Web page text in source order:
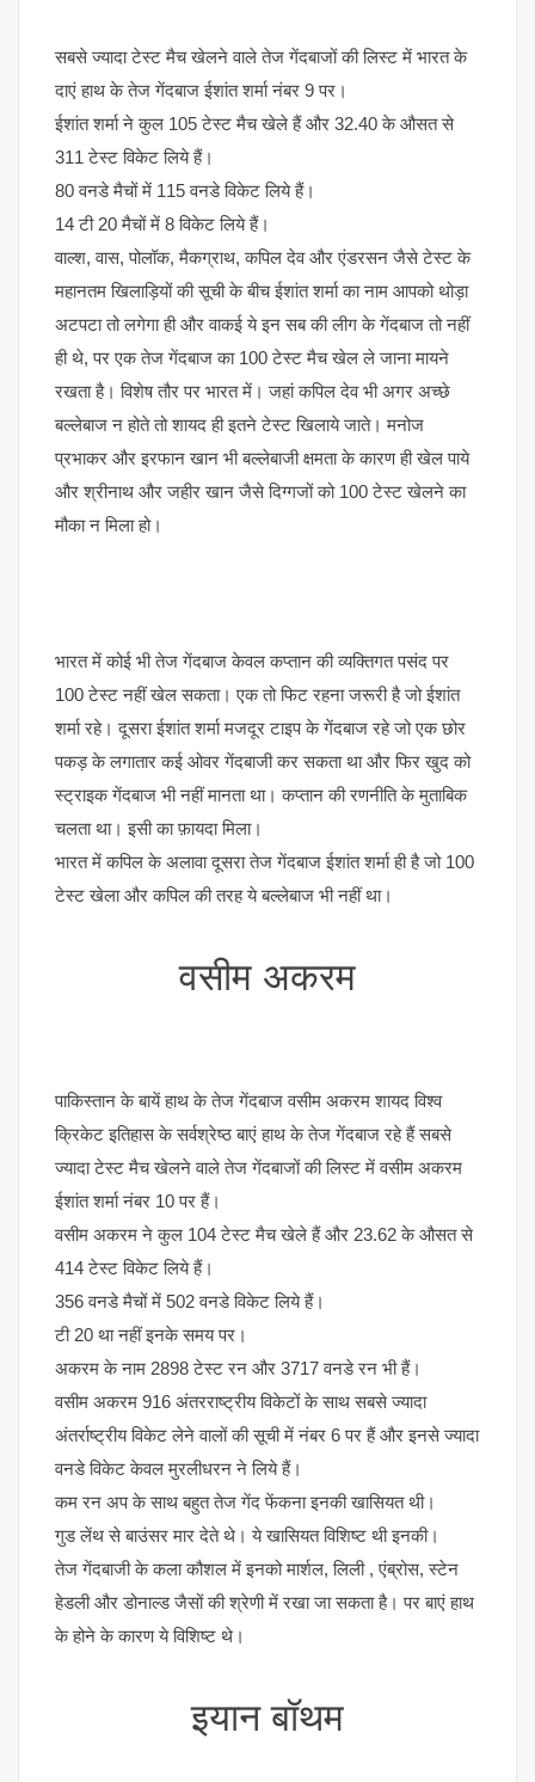
सबसे ज्यादा टेस्ट मैच खेलने वाले तेज गेंदबाजों की लिस्ट में भारत के
दाएं हाथ के तेज गेंदबाज ईशांत शर्मा नंबर 9 पर।
ईशांत शर्मा ने कुल 105 टेस्ट मैच खेले हैं और 32.40 के औसत से
311 टेस्ट विकेट लिये हैं।
80 वनडे मैचों में 115 वनडे विकेट लिये हैं।
14 टी 20 मैचों में 8 विकेट लिये हैं।
वाल्श, वास, पोलॉक, मैकग्राथ, कपिल देव और एंडरसन जैसे टेस्ट के
महानतम खिलाड़ियों की सूची के बीच ईशांत शर्मा का नाम आपको थोड़ा
अटपटा तो लगेगा ही और वाकई ये इन सब की लीग के गेंदबाज तो नहीं
ही थे, पर एक तेज गेंदबाज का 100 टेस्ट मैच खेल ले जाना मायने
रखता है। विशेष तौर पर भारत में। जहां कपिल देव भी अगर अच्छे
बल्लेबाज न होते तो शायद ही इतने टेस्ट खिलाये जाते। मनोज
प्रभाकर और इरफान खान भी बल्लेबाजी क्षमता के कारण ही खेल पाये
और श्रीनाथ और जहीर खान जैसे दिग्गजों को 100 टेस्ट खेलने का
मौका न मिला हो।
भारत में कोई भी तेज गेंदबाज केवल कप्तान की व्यक्तिगत पसंद पर
100 टेस्ट नहीं खेल सकता। एक तो फिट रहना जरूरी है जो ईशांत
शर्मा रहे। दूसरा ईशांत शर्मा मजदूर टाइप के गेंदबाज रहे जो एक छोर
पकड़ के लगातार कई ओवर गेंदबाजी कर सकता था और फिर खुद को
स्ट्राइक गेंदबाज भी नहीं मानता था। कप्तान की रणनीति के मुताबिक
चलता था। इसी का फ़ायदा मिला।
भारत में कपिल के अलावा दूसरा तेज गेंदबाज ईशांत शर्मा ही है जो 100
टेस्ट खेला और कपिल की तरह ये बल्लेबाज भी नहीं था।
वसीम अकरम
पाकिस्तान के बायें हाथ के तेज गेंदबाज वसीम अकरम शायद विश्व
क्रिकेट इतिहास के सर्वश्रेष्ठ बाएं हाथ के तेज गेंदबाज रहे हैं सबसे
ज्यादा टेस्ट मैच खेलने वाले तेज गेंदबाजों की लिस्ट में वसीम अकरम
ईशांत शर्मा नंबर 10 पर हैं।
वसीम अकरम ने कुल 104 टेस्ट मैच खेले हैं और 23.62 के औसत से
414 टेस्ट विकेट लिये हैं।
356 वनडे मैचों में 502 वनडे विकेट लिये हैं।
टी 20 था नहीं इनके समय पर।
अकरम के नाम 2898 टेस्ट रन और 3717 वनडे रन भी हैं।
वसीम अकरम 916 अंतरराष्ट्रीय विकेटों के साथ सबसे ज्यादा
अंतर्राष्ट्रीय विकेट लेने वालों की सूची में नंबर 6 पर हैं और इनसे ज्यादा
वनडे विकेट केवल मुरलीधरन ने लिये हैं।
कम रन अप के साथ बहुत तेज गेंद फेंकना इनकी खासियत थी।
गुड लेंथ से बाउंसर मार देते थे। ये खासियत विशिष्ट थी इनकी।
तेज गेंदबाजी के कला कौशल में इनको मार्शल, लिली , एंब्रोस, स्टेन
हेडली और डोनाल्ड जैसों की श्रेणी में रखा जा सकता है। पर बाएं हाथ
के होने के कारण ये विशिष्ट थे।
इयान बॉथम